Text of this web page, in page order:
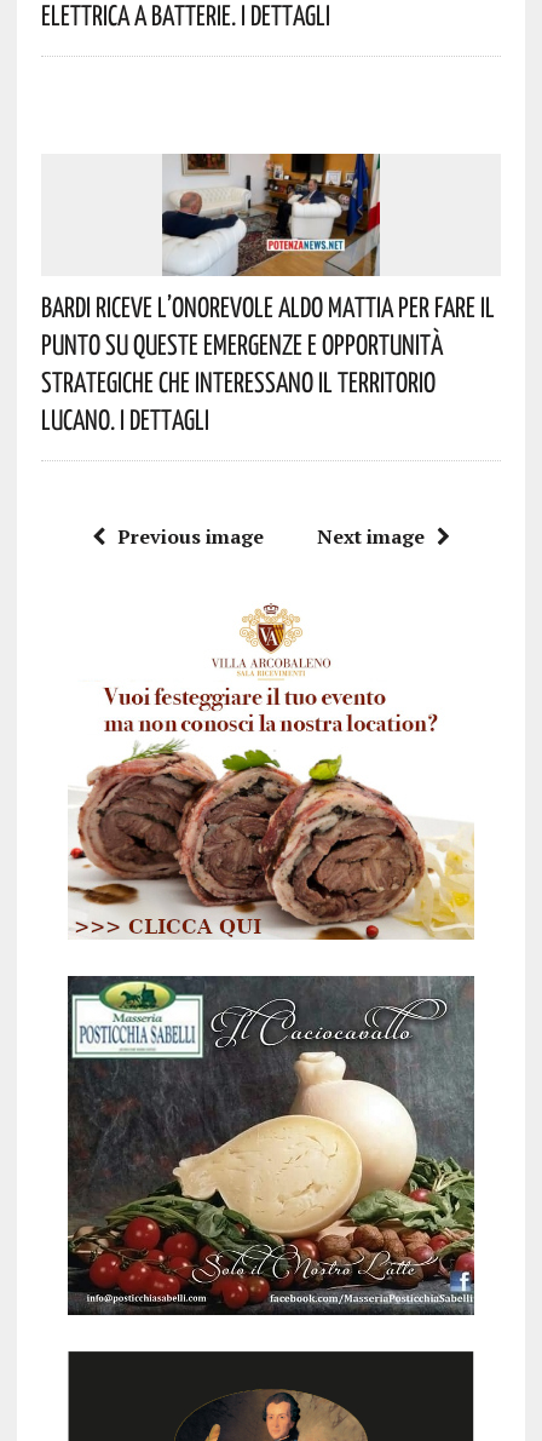
Elettrica A Batterie. I Dettagli
Bardi Riceve L’onorevole Aldo Mattia Per Fare Il
Punto Su Queste Emergenze E Opportunità
Strategiche Che Interessano Il Territorio
Lucano. I Dettagli
Previous image Next image